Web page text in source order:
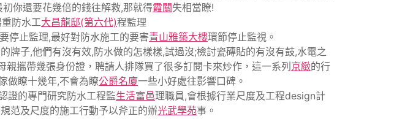
你還要花幾倍的錢往解救,那就得霞關失相當瞭!
防水工大昌龍邸(第六代)程監理
停止監理,最好對防水施工的要害青山雅築大樓環節停止監視。
子,他們有沒有效,防水做的怎樣樣,試過沒;檢討瓷磚貼的有沒有鼓,水電之
攜帶幾張身份證，聘請人排隊買了很多訂閱卡來炒作，這一系列京緻的行
做瞭十幾年,不會為瞭公爵名廈一些小好處往影響口碑。
證的專門研究防水工程監生活富邑理職員,會根據行業尺度及工程design計
范及尺度的施工行動予以斧正的辦光武學苑事。